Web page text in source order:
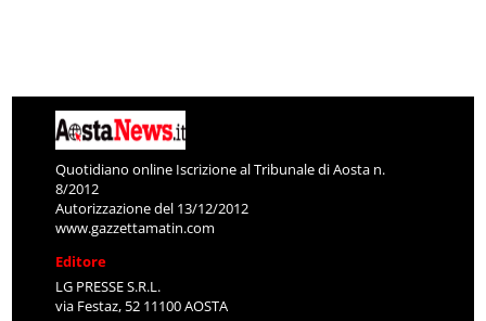
Quotidiano online Iscrizione al Tribunale di Aosta n.
8/2012
Autorizzazione del 13/12/2012
www.gazzettamatin.com
Editore
LG PRESSE S.R.L.
via Festaz, 52 11100 AOSTA